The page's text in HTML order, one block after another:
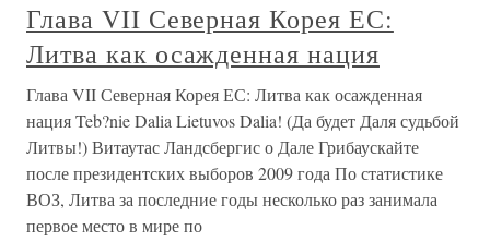
Глава VII Северная Корея ЕС:
Литва как осажденная нация
Глава VII Северная Корея ЕС: Литва как осажденная
нация Teb?nie Dalia Lietuvos Dalia! (Да будет Даля судьбой
Литвы!) Витаутас Ландсбергис о Дале Грибаускайте
после президентских выборов 2009 года По статистике
ВОЗ, Литва за последние годы несколько раз занимала
первое место в мире по